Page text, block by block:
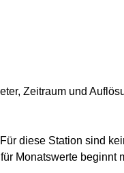
Zeitraum und
diese Station sind
Monatswerte beginnt